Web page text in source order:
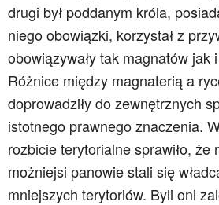
drugi był poddanym króla,
niego obowiązki, korzystał z
obowiązywały tak magnatów jak
Różnice między magnaterią a
doprowadziły do zewnętrznych
istotnego prawnego znaczenia.
rozbicie terytorialne sprawiło, że
możniejsi panowie stali się
mniejszych terytoriów. Byli oni